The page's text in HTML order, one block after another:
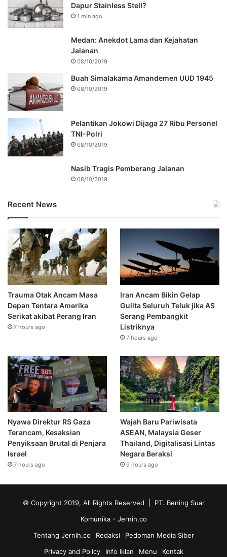
Dapur Stainless Stell?
1 min ago
Medan: Anekdot Lama dan Kejahatan
Jalanan
08/10/2019
Buah Simalakama Amandemen UUD 1945
08/10/2019
Pelantikan Jokowi Dijaga 27 Ribu Personel
TNI-Polri
08/10/2019
Nasib Tragis Pemberang Jalanan
08/10/2019
Recent News
Trauma Otak Ancam Masa
Depan Tentara Amerika
Serikat akibat Perang Iran
7 hours ago
Iran Ancam Bikin Gelap
Gulita Seluruh Teluk jika AS
Serang Pembangkit
Listriknya
7 hours ago
Nyawa Direktur RS Gaza
Terancam, Kesaksian
Penyiksaan Brutal di Penjara
Israel
7 hours ago
Wajah Baru Pariwisata
ASEAN, Malaysia Geser
Thailand, Digitalisasi Lintas
Negara Beraksi
9 hours ago
© Copyright 2019, All Rights Reserved | PT. Bening Suar
Komunika - Jernih.co
Tentang Jernih.co
Redaksi
Pedoman Media Siber
Privacy and Policy
Info Iklan Menu Kontak